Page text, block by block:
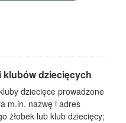
klubów dziecięcych
dziecięce prowadzone
m.in. nazwę i adres
żłobek lub klub dziecięcy;